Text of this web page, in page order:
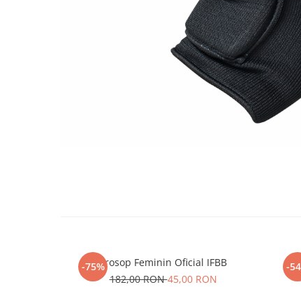
-75%Prosop Feminin Oficial IFBB
182,00 RON45,00 RON
-